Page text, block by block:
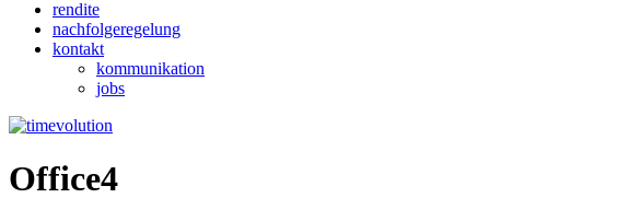
rendite
nachfolgeregelung
kontakt
kommunikation
jobs
Office4